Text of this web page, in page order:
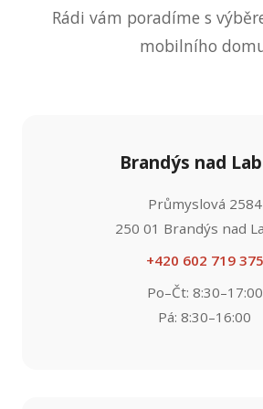
Rádi vám poradíme s
mobilního
Brandýs nad
Průmyslová 2584
250 01 Brandýs nad
+420 602 719 375
Po–Čt: 8:30–17:00
Pá: 8:30–16:00